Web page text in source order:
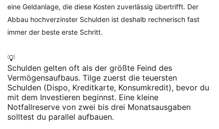
eine Geldanlage, die diese Kosten zuverlässig übertrifft. Der
Abbau hochverzinster Schulden ist deshalb rechnerisch fast
immer der beste erste Schritt.
💡
Schulden gelten oft als der größte Feind des
Vermögensaufbaus. Tilge zuerst die teuersten
Schulden (Dispo, Kreditkarte, Konsumkredit), bevor du
mit dem Investieren beginnst. Eine kleine
Notfallreserve von zwei bis drei Monatsausgaben
solltest du parallel aufbauen.